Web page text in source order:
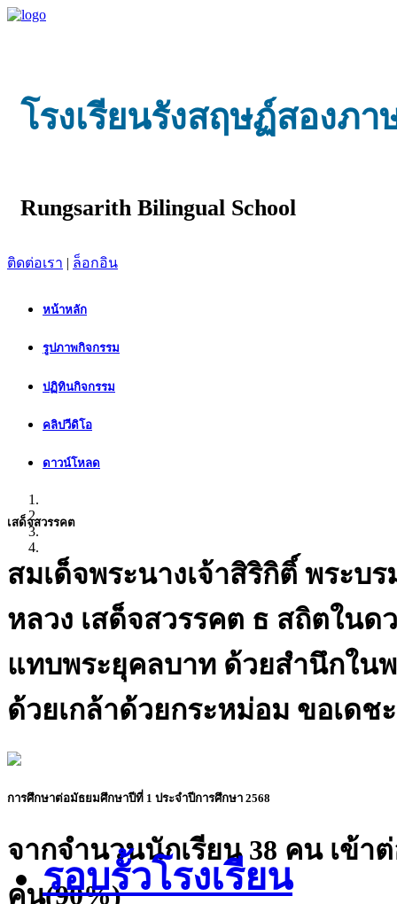
โรงเรียนรังสฤษฏ์สองภา
Rungsarith Bilingual School
ติดต่อเรา | ล็อกอิน
หน้าหลัก
รูปภาพกิจกรรม
ปฏิทินกิจกรรม
คลิปวีดิโอ
ดาวน์โหลด
เสด็จสวรรคต
สมเด็จพระนางเจ้าสิริกิติ์ พระ
หลวง เสด็จสวรรคต ธ สถิตในด
แทบพระยุคลบาท ด้วยสำนึกใ
ด้วยเกล้าด้วยกระหม่อม ขอเด
การศึกษาต่อมัธยมศึกษาปีที่ 1 ประจำปีการศึกษา 2568
จากจำนวนนักเรียน 38 คน เข้า
คน(90%)
รอบรั้วโรงเรียน